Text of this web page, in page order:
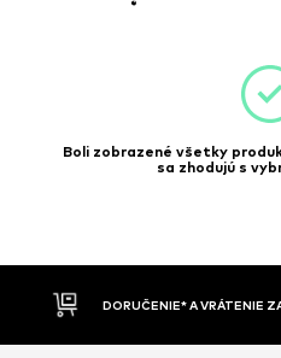
Boli zobrazené všetky
sa zhodujú s
DORUČENIE* A VRÁTENIE